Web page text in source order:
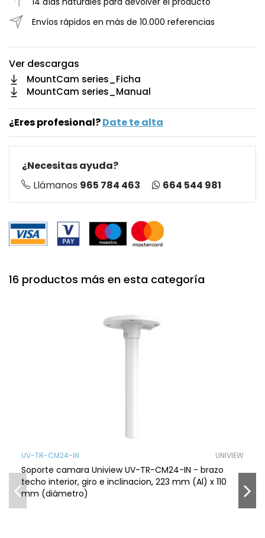
Envíos rápidos en más de 10.000 referencias
Ver descargas
MountCam series_Ficha
MountCam series_Manual
¿Eres profesional?Date te alta
¿Necesitas ayuda?
Llámanos 965 784 463 664 544 981
16 productos más en esta categoría
UV-TR-CM24-IN UNIVIEW
Soporte camara Uniview UV-TR-CM24-IN - brazo
techo interior, giro e inclinacion, 223 mm (Al) x 110
mm (diámetro)